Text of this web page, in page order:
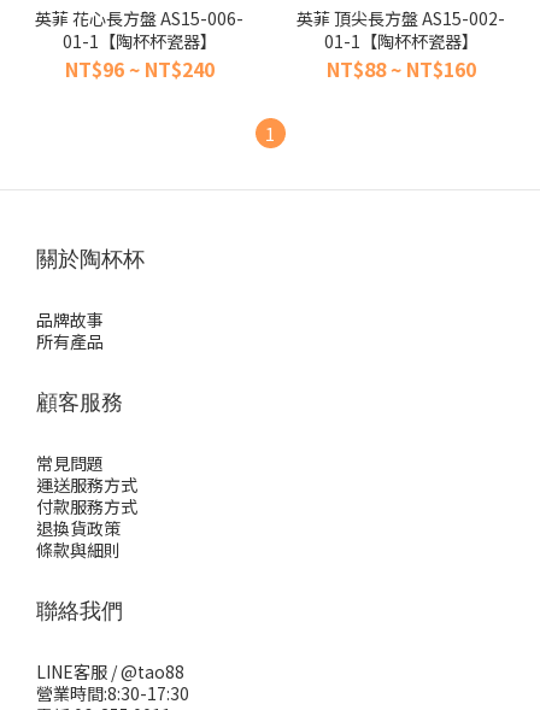
英菲 花心長方盤 AS15-006-
01-1【陶杯杯瓷器】
NT$96 ~ NT$240
英菲 頂尖長方盤 AS15-002-
01-1【陶杯杯瓷器】
NT$88 ~ NT$160
1
關於陶杯杯
品牌故事
所有產品
顧客服務
常見問題
運送服務方式
付款服務方式
退換貨政策
條款與細則
聯絡我們
LINE客服 /@tao88
營業時間:8:30-17:30